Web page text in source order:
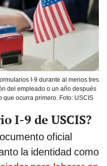
I-9 durante al menos tres
del empleado o un año después
ocurra primero. Foto: USCIS
I-9 de USCIS?
oficial
la identidad como